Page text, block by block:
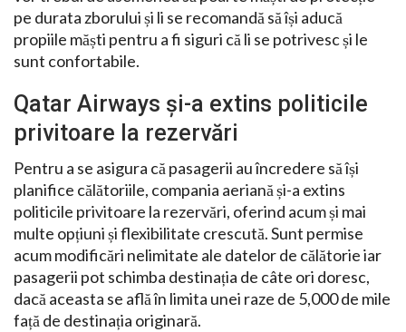
pe durata zborului și li se recomandă să își aducă
propiile măști pentru a fi siguri că li se potrivesc și le
sunt confortabile.
Qatar Airways și-a extins politicile
privitoare la rezervări
Pentru a se asigura că pasagerii au încredere să își
planifice călătoriile, compania aeriană și-a extins
politicile privitoare la rezervări, oferind acum și mai
multe opțiuni și flexibilitate crescută. Sunt permise
acum modificări nelimitate ale datelor de călătorie iar
pasagerii pot schimba destinația de câte ori doresc,
dacă aceasta se află în limita unei raze de 5,000 de mile
față de destinația originară.